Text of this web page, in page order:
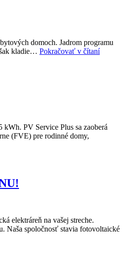
domoch. Jadrom programu
kladie… Pokračovať v čítaníČO
V
ROKU
PV Service Plus sa zaoberá
(FVE) pre rodinné domy,
elektráreň na vašej streche.
Naša spoločnosť stavia fotovoltaické